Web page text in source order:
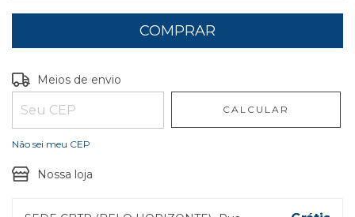
Entregas para o CEP:
Meios de envio
CALCULAR
Não sei meu CEP
Nossa loja